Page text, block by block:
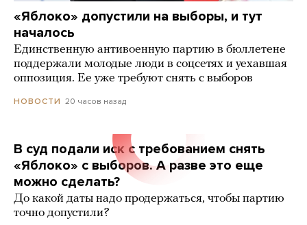
«Яблоко» допустили на выборы, и тут
началось
Единственную антивоенную партию в бюллетене
поддержали молодые люди в соцсетях и уехавшая
оппозиция. Ее уже требуют снять с выборов
НОВОСТИ 20 часов назад
В суд подали иск с требованием снять
«Яблоко» с выборов. А разве это еще
можно сделать?
До какой даты надо продержаться, чтобы партию
точно допустили?